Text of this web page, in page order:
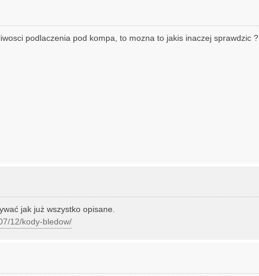
podlaczenia pod kompa, to mozna to jakis inaczej sprawdzic ?
jak już wszystko opisane.
12/kody-bledow/